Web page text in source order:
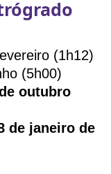
(1h12)
(5h00)
outubro
de janeiro de